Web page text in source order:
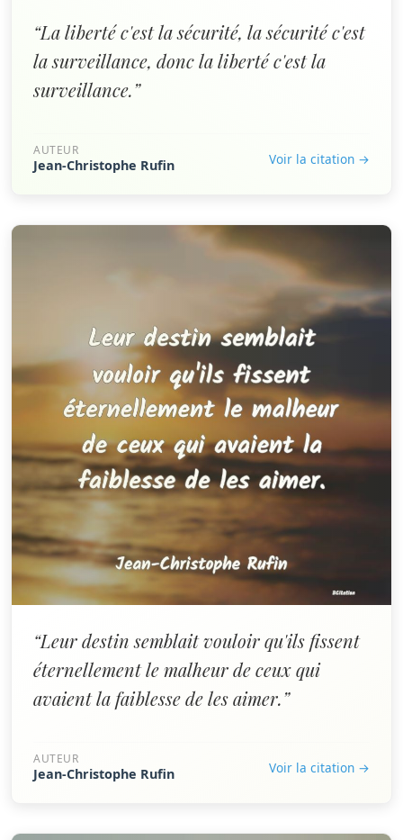
“La liberté c'est la sécurité, la sécurité c'est
la surveillance, donc la liberté c'est la
surveillance.”
AUTEUR
Jean-Christophe Rufin Voir la citation →
“Leur destin semblait vouloir qu'ils fissent
éternellement le malheur de ceux qui
avaient la faiblesse de les aimer.”
AUTEUR
Jean-Christophe Rufin Voir la citation →